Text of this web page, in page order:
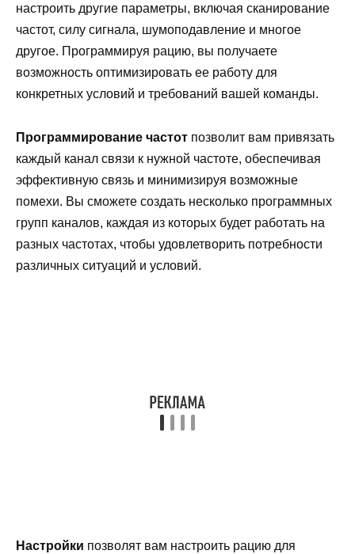
настроить другие параметры, включая сканирование
частот, силу сигнала, шумоподавление и многое
другое. Программируя рацию, вы получаете
возможность оптимизировать ее работу для
конкретных условий и требований вашей команды.
Программирование частот позволит вам привязать
каждый канал связи к нужной частоте, обеспечивая
эффективную связь и минимизируя возможные
помехи. Вы сможете создать несколько программных
групп каналов, каждая из которых будет работать на
разных частотах, чтобы удовлетворить потребности
различных ситуаций и условий.
Настройки позволят вам настроить рацию для